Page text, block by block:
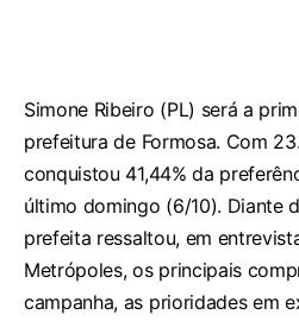
Simone Ribeiro (PL) será a
prefeitura de Formosa. Com
conquistou 41,44% da
último domingo (6/10). Diante
prefeita ressaltou, em
Metrópoles, os principais
campanha, as prioridades em